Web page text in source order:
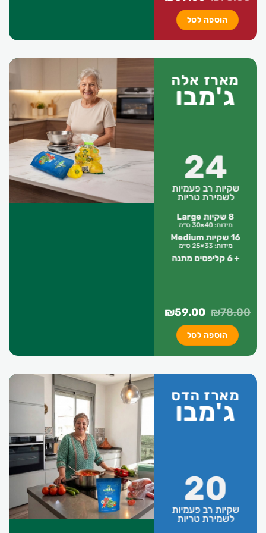
המקורי
היה:
₪78.00.
₪59.00.
הוספה לסל
מארז אלה
ג'מבו
24
שקיות רב פעמיות
לשמירת טריות
8 שקיות Large
מידות: 40×30 ס״מ
16 שקיות Medium
מידות: 33×25 ס״מ
+ 6 קליפסים מתנה
₪78.00
המחיר
המקורי
היה:
₪78.00.
₪59.00
₪59.00.
הוספה לסל
מארז הדס
ג'מבו
20
שקיות רב פעמיות
לשמירת טריות